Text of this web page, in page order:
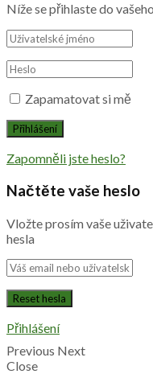
Níže se přihlaste do
Zapamatovat si mě
Zapomněli jste heslo?
Načtěte vaše heslo
Vložte prosím vaše
hesla
Přihlášení
Previous Next
Close